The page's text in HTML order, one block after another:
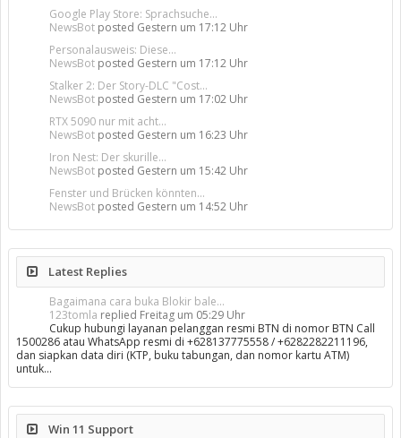
Google Play Store: Sprachsuche...
NewsBot posted Gestern um 17:12 Uhr
Personalausweis: Diese...
NewsBot posted Gestern um 17:12 Uhr
Stalker 2: Der Story-DLC "Cost...
NewsBot posted Gestern um 17:02 Uhr
RTX 5090 nur mit acht...
NewsBot posted Gestern um 16:23 Uhr
Iron Nest: Der skurille...
NewsBot posted Gestern um 15:42 Uhr
Fenster und Brücken könnten...
NewsBot posted Gestern um 14:52 Uhr
Latest Replies
Bagaimana cara buka Blokir bale...
123tomla replied Freitag um 05:29 Uhr
Cukup hubungi layanan pelanggan resmi BTN di nomor BTN Call
1500286 atau WhatsApp resmi di +628137775558 / +6282282211196,
dan siapkan data diri (KTP, buku tabungan, dan nomor kartu ATM)
untuk…
Win 11 Support